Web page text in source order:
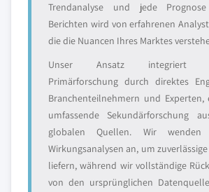
Trendanalyse und jede
Berichten wird von erfahrenen
die die Nuancen Ihres Marktes
Unser Ansatz integriert
Primärforschung durch direktes
Branchenteilnehmern und Experten,
umfassende Sekundärforschung
globalen Quellen. Wir wenden
Wirkungsanalysen an, um
liefern, während wir vollständige
von den ursprünglichen